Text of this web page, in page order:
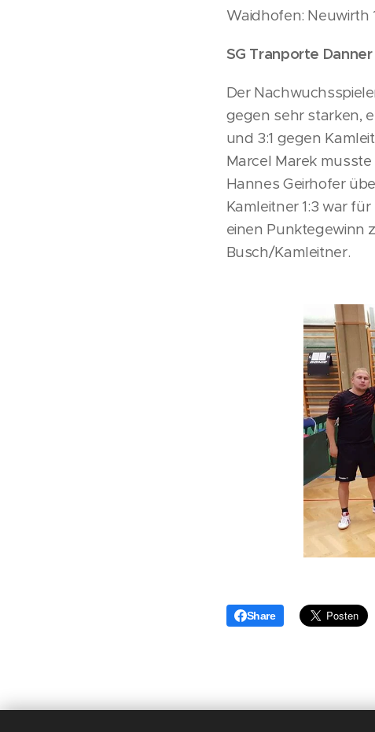
Waidhofen: Neuwirth
SG Tranporte
Der
gegen sehr starken,
und 3:1 gegen
Marcel Marek
Hannes Geirhofer
Kamleitner 1:3 war
einen Punktegewinn
Busch/Kamleitner.
Share